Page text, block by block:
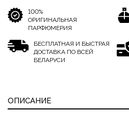
100%
ОРИГИНАЛЬНАЯ
ПАРФЮМЕРИЯ
БЕСПЛАТНАЯ И БЫСТРАЯ
ДОСТАВКА ПО ВСЕЙ
БЕЛАРУСИ
ОПИСАНИЕ